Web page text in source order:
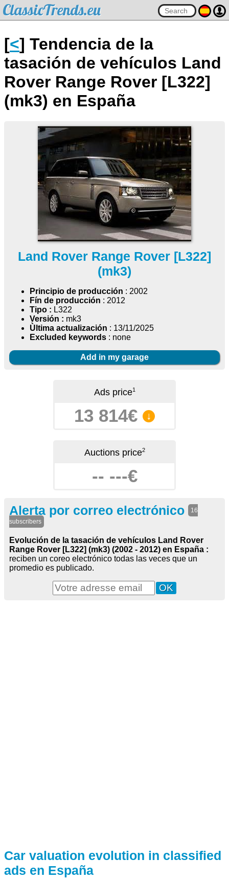
ClassicTrends.eu
[<] Tendencia de la
tasación de vehículos Land
Rover Range Rover [L322]
(mk3) en España
Land Rover Range Rover [L322]
(mk3)
Principio de producción : 2002
Fín de producción : 2012
Tipo : L322
Versión : mk3
Ùltima actualización : 13/11/2025
Excluded keywords : none
Add in my garage
Ads price1
13 814€ ↓
Auctions price2
-- ---€
Alerta por correo electrónico
16
subscribers
Evolución de la tasación de vehículos Land Rover
Range Rover [L322] (mk3) (2002 - 2012) en España :
reciben un coreo electrónico todas las veces que un
promedio es publicado.
Car valuation evolution in classified
ads en España